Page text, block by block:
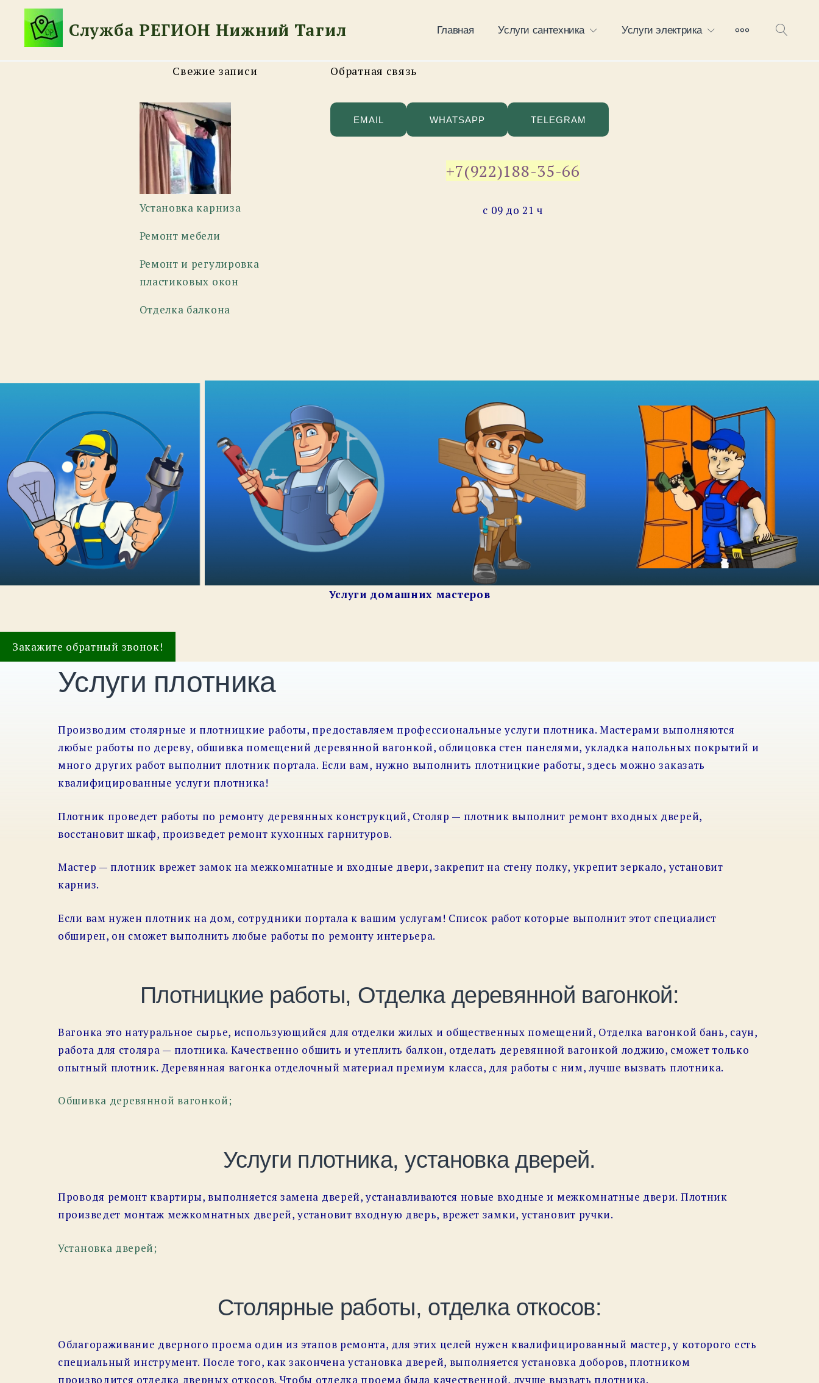
Перейти
содержимому
Служба РЕГИОН Нижний Тагил Главная Услуги сантехника Услуги электрика БОЛЬШЕ
Свежие записи
Установка карниза
Ремонт мебели
Ремонт и регулировка
пластиковых окон
Отделка балкона
Обратная связь
EMAIL WHATSAPP TELEGRAM
+7(922)188-35-66
с 09 до 21 ч
Услуги домашних мастеров
Закажите обратный звонок!
Услуги плотника
Производим столярные и плотницкие работы, предоставляем профессиональные услуги плотника. Мастерами выполняются
любые работы по дереву, обшивка помещений деревянной вагонкой, облицовка стен панелями, укладка напольных покрытий и
много других работ выполнит плотник портала. Если вам, нужно выполнить плотницкие работы, здесь можно заказать
квалифицированные услуги плотника!
Плотник проведет работы по ремонту деревянных конструкций, Столяр — плотник выполнит ремонт входных дверей,
восстановит шкаф, произведет ремонт кухонных гарнитуров.
Мастер — плотник врежет замок на межкомнатные и входные двери, закрепит на стену полку, укрепит зеркало, установит
карниз.
Если вам нужен плотник на дом, сотрудники портала к вашим услугам! Список работ которые выполнит этот специалист
обширен, он сможет выполнить любые работы по ремонту интерьера.
Плотницкие работы, Отделка деревянной вагонкой:
Вагонка это натуральное сырье, использующийся для отделки жилых и общественных помещений, Отделка вагонкой бань, саун,
работа для столяра — плотника. Качественно обшить и утеплить балкон, отделать деревянной вагонкой лоджию, сможет только
опытный плотник. Деревянная вагонка отделочный материал премиум класса, для работы с ним, лучше вызвать плотника.
Обшивка деревянной вагонкой;
Услуги плотника, установка дверей.
Проводя ремонт квартиры, выполняется замена дверей, устанавливаются новые входные и межкомнатные двери. Плотник
произведет монтаж межкомнатных дверей, установит входную дверь, врежет замки, установит ручки.
Установка дверей;
Столярные работы, отделка откосов:
Облагораживание дверного проема один из этапов ремонта, для этих целей нужен квалифицированный мастер, у которого есть
специальный инструмент. После того, как закончена установка дверей, выполняется установка доборов, плотником
производится отделка дверных откосов. Чтобы отделка проема была качественной, лучше вызвать плотника.